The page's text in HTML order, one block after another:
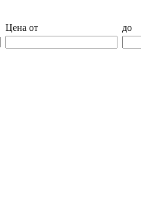
Цена от
до